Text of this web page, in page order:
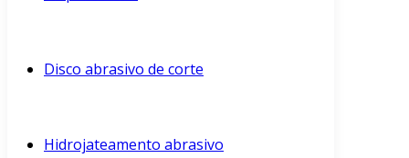
Disco abrasivo de corte
Hidrojateamento abrasivo